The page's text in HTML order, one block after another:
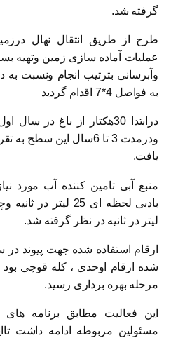
گرفته شد.
طرح از طریق انتقال نهال
عملیات آماده سازی زمین وتهیه
وآبرسانی بترتیب انجام ونسبت
به فواصل 4*7 اقدام گردید
درابتدا 30هکتار از باغ در
یافت.
لیتر در ثانیه در نظر گرفته شد.
مرحله بهره برداری رسید.
این فعالیت مطابق برنامه
مسئولین مربوطه ادامه داشت